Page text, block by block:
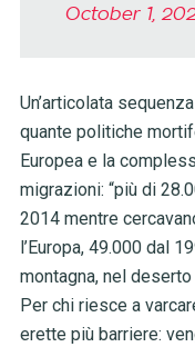
October 1,
Un’articolata
quante politiche
Europea e la
migrazioni: “più di
2014 mentre
l’Europa, 49.000 dal
montagna, nel
Per chi riesce a
erette più barriere: